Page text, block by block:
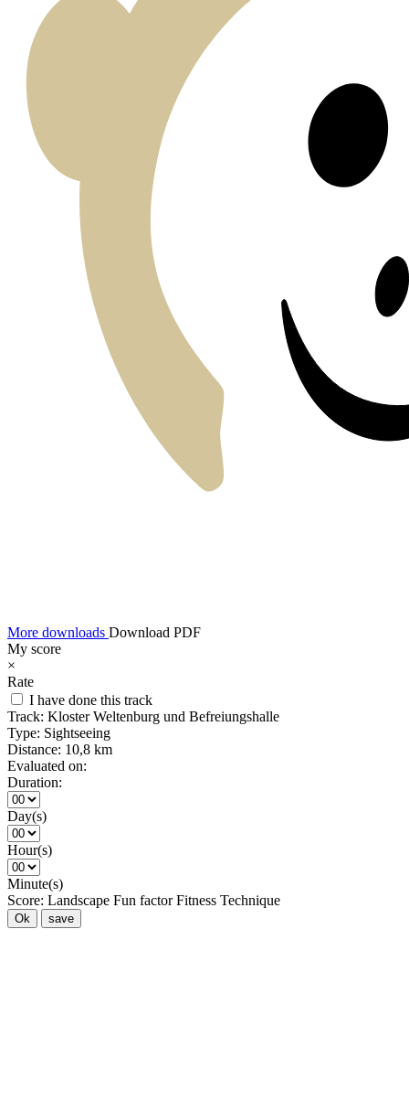
More downloads Download PDF
My score
×
Rate
I have done this track
Track: Kloster Weltenburg und Befreiungshalle
Type: Sightseeing
Distance: 10,8 km
Evaluated on:
Duration:
Day(s)
Hour(s)
Minute(s)
Score: Landscape Fun factor Fitness Technique
Ok save